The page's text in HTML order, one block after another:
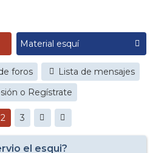
foros
Lista de mensajes
o Regístrate
2 3
el esqui?